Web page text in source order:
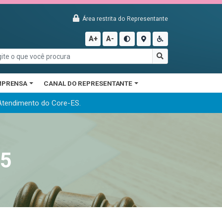
Área restrita do Representante
A+ A-
CANAL DO REPRESENTANTE
do Core-ES.